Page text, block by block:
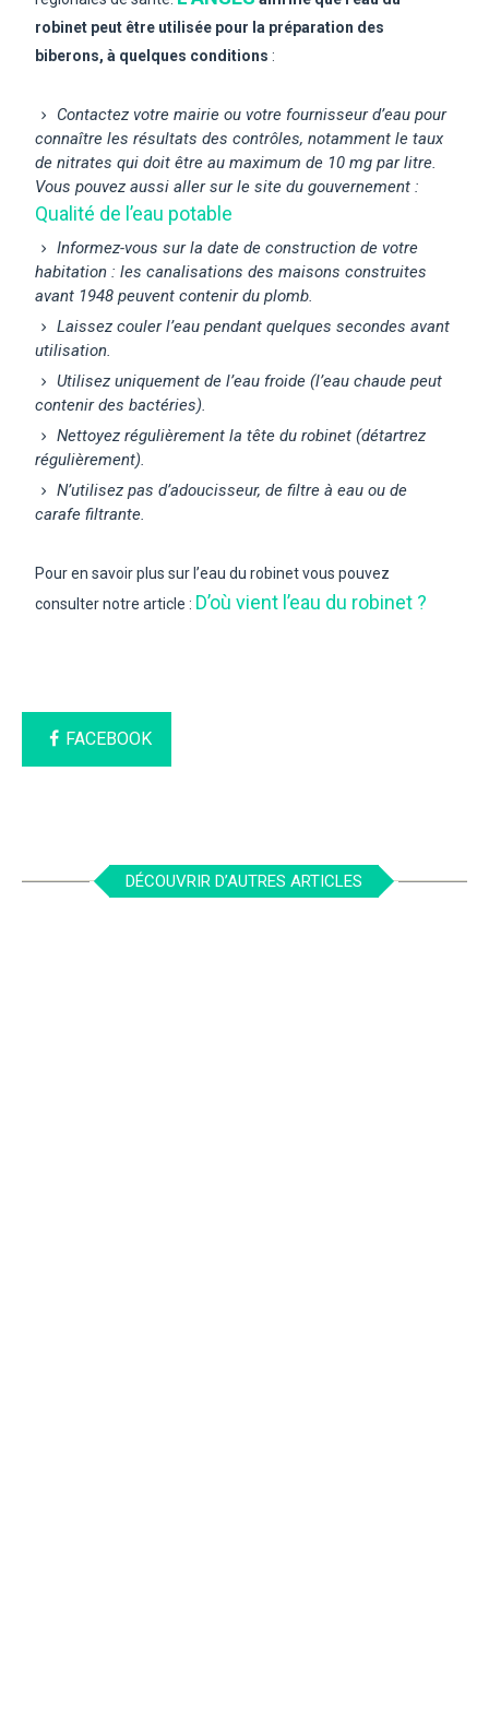
robinet peut être utilisée pour la préparation des
biberons, à quelques conditions :
Contactez votre mairie ou votre fournisseur d’eau pour
connaître les résultats des contrôles, notamment le taux
de nitrates qui doit être au maximum de 10 mg par litre.
Vous pouvez aussi aller sur le site du gouvernement :
Qualité de l’eau potable
Informez-vous sur la date de construction de votre
habitation : les canalisations des maisons construites
avant 1948 peuvent contenir du plomb.
Laissez couler l’eau pendant quelques secondes avant
utilisation.
Utilisez uniquement de l’eau froide (l’eau chaude peut
contenir des bactéries).
Nettoyez régulièrement la tête du robinet (détartrez
régulièrement).
N’utilisez pas d’adoucisseur, de filtre à eau ou de
carafe filtrante.
Pour en savoir plus sur l’eau du robinet vous pouvez
consulter notre article : D’où vient l’eau du robinet ?
FACEBOOK
DÉCOUVRIR D’AUTRES ARTICLES